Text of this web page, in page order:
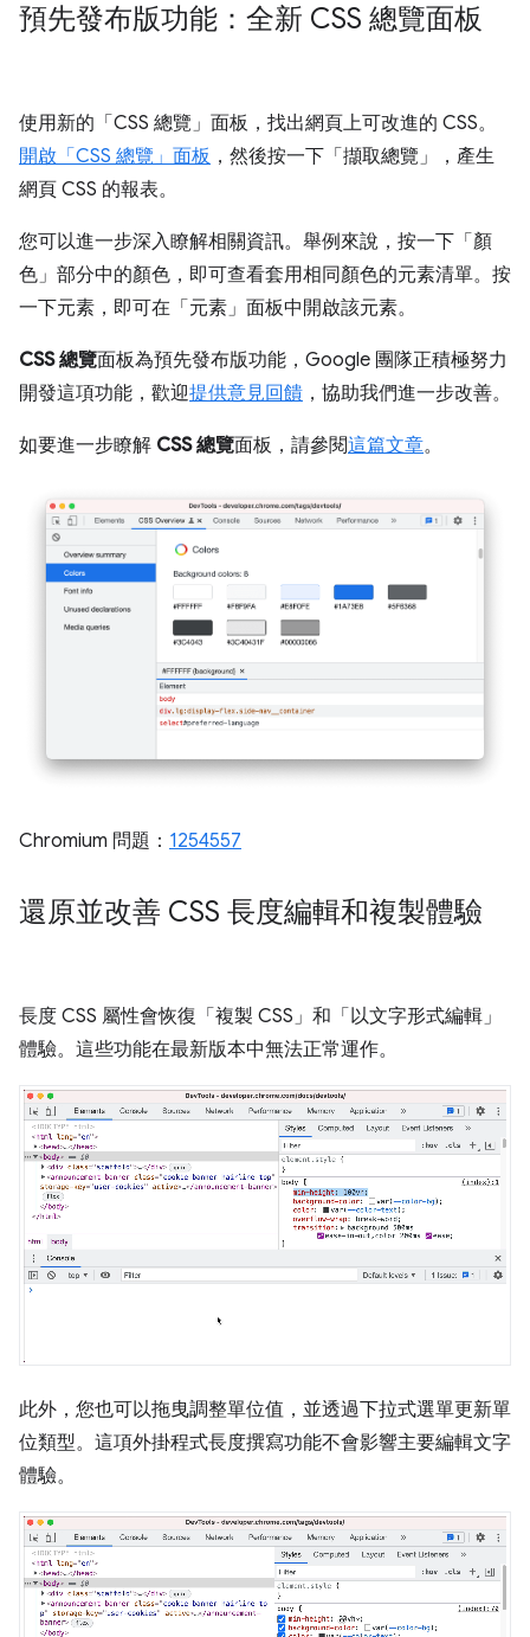
預先發布版功能：全新 CSS 總覽面板
使用新的「CSS 總覽」 面板，找出網頁上可改進的 CSS。
開啟「CSS 總覽」 面板 ，然後按一下「擷取總覽」
，產生
網頁 CSS 的報表。
您可以進一步深入瞭解相關資訊。舉例來說，按一下「顏
色」 部分中的顏色，即可查看套用相同顏色的元素清單。按
一下元素，即可在「元素」 面板中開啟該元素。
CSS 總覽面板為預先發布版功能，Google 團隊正積極努力
開發這項功能，歡迎提供意見回饋 ，協助我們進一步改善。
如要進一步瞭解 CSS 總覽面板，請參閱這篇文章。
Chromium 問題： 1254557
還原並改善 CSS 長度編輯和複製體驗
長度 CSS 屬性會恢復「複製 CSS」 和「以文字形式編輯」
體驗。這些功能在最新版本中無法正常運作。
此外，您也可以拖曳調整單位值，並透過下拉式選單更新單
位類型。這項外掛程式長度撰寫功能不會影響主要編輯文字
體驗。